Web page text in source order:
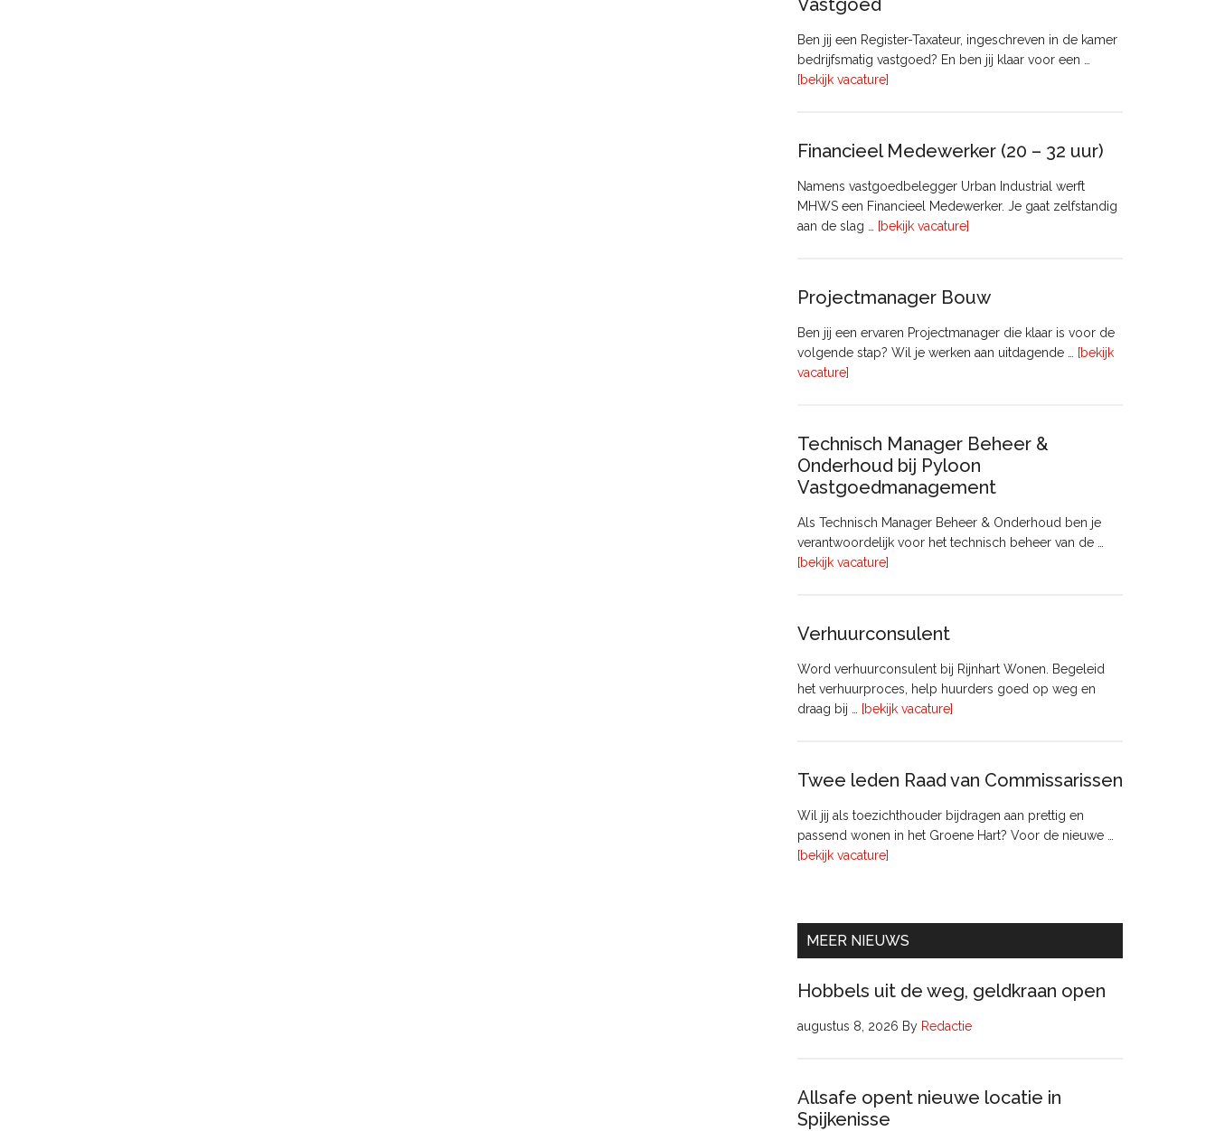
Vastgoed
Ben jij een Register-Taxateur, ingeschreven in de kamer
bedrijfsmatig vastgoed? En ben jij klaar voor een …
[bekijk vacature]
Financieel Medewerker (20 – 32 uur)
Namens vastgoedbelegger Urban Industrial werft
MHWS een Financieel Medewerker. Je gaat zelfstandig
aan de slag …
[bekijk vacature]
32
Projectmanager Bouw
Ben jij een ervaren Projectmanager die klaar is voor de
volgende stap? Wil je werken aan uitdagende …
[bekijk
vacature]
Technisch Manager Beheer &
Onderhoud bij Pyloon
Vastgoedmanagement
Als Technisch Manager Beheer & Onderhoud ben je
verantwoordelijk voor het technisch beheer van de …
[bekijk vacature]
Onderhoud
Pyloon
Vastgoedmanagement
Verhuurconsulent
Word verhuurconsulent bij Rijnhart Wonen. Begeleid
het verhuurproces, help huurders goed op weg en
draag bij …
[bekijk vacature]
Twee leden Raad van Commissarissen
Wil jij als toezichthouder bijdragen aan prettig en
passend wonen in het Groene Hart? Voor de nieuwe …
[bekijk vacature]
Commissarissen
MEER NIEUWS
Hobbels uit de weg, geldkraan open
augustus 8, 2026 By Redactie
Allsafe opent nieuwe locatie in
Spijkenisse